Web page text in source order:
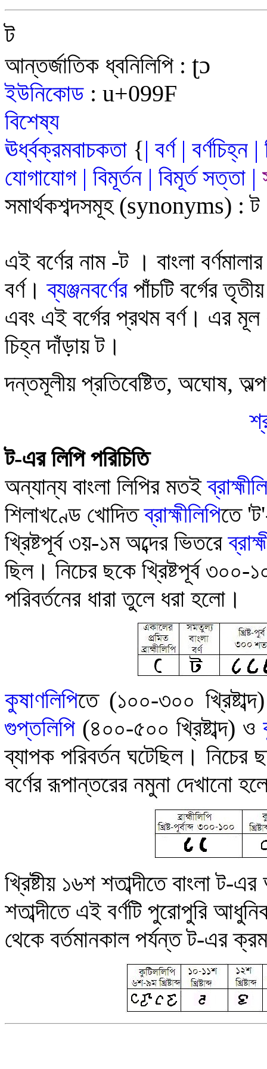
ট
আন্তর্জাতিক ধ্বনিলিপি : ʈɔ
ইউনিকোড : u+099F
বিশেষ্য
ঊর্ধ্বক্রমবাচকতা {| বর্ণ | বর্ণচিহ্ন |
যোগাযোগ | বিমূর্তন | বিমূর্ত সত্ত |
সমার্থকশব্দসমূহ (synonyms) : ট
এই বর্ণের নাম -ট । বাংলা
বর্ণ।ব্যঞ্জনবর্ণের পাঁচটি বর্গেরতৃতীয়
এবং এই বর্গের প্রথম বর্ণ। এর মূল
চিহ্ন দাঁড়ায়ট ।
দন্তমূলীয় প্রতিবেষ্টিত, অঘোষ,
ট-এর লিপি পরিচিতি
অন্যান্য বাংলা লিপির মতই
শিলাখণ্ডে খোদিতব্রাহ্মীলিপিতে
খ্রিষ্টপূর্ব ৩য়-১ম অব্দের ভিতরে
ছিল। নিচের ছকে খ্রিষ্টপূর্ব ৩০০-
পরিবর্তনের ধারা তুলে ধরা হলো ।
কুষাণলিপিতে (১০০-৩০০
গুপ্তলিপি (৪০০-৫০০ খ্রিষ্টাব্দ) ও
ব্যাপক পরিবর্তন ঘটেছিল। নিচের
বর্ণের রূপান্তরের নমুনা দেখানো
খ্রিষ্টীয় ১৬শ শতাব্দীতে বাংলা
শতাব্দীতে এই বর্ণটি পুরোপুরি
থেকে বর্তমানকাল পর্যন্ত ট-এর